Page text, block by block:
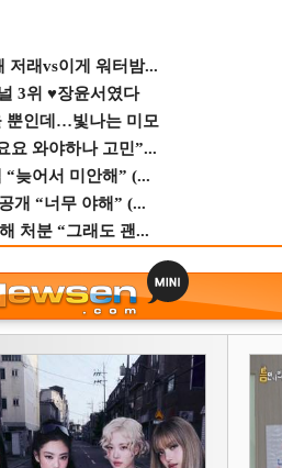
저래vs이게 워터밤...
3위 ♥장윤서였다
뿐인데…빛나는 미모
요 와야하나 고민”...
늦어서 미안해” (...
개 “너무 야해” (...
처분 “그래도 괜...